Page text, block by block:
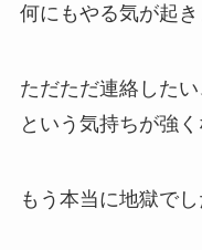
何にもやる気が起き
ただただ連絡した
という気持ちが強
もう本当に地獄でし